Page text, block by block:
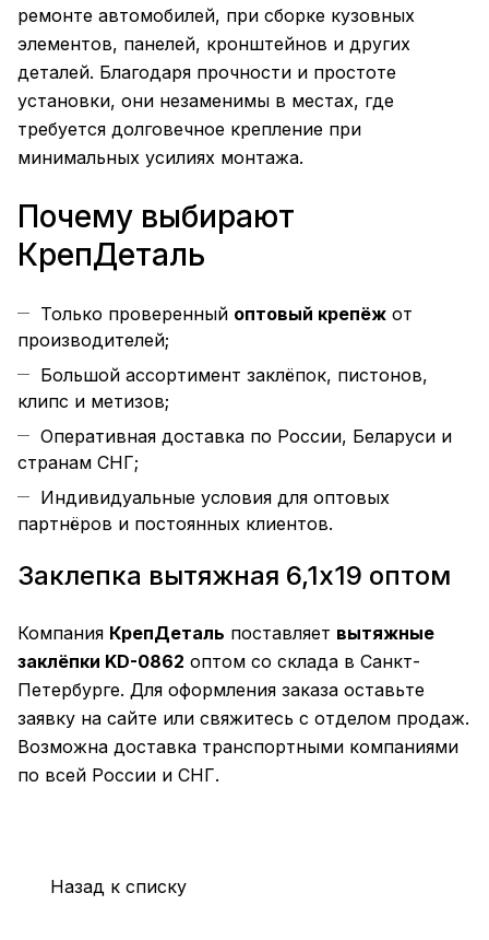
ремонте автомобилей, при сборке кузовных
элементов, панелей, кронштейнов и других
деталей. Благодаря прочности и простоте
установки, они незаменимы в местах, где
требуется долговечное крепление при
минимальных усилиях монтажа.
Почему выбирают
КрепДеталь
Только проверенный оптовый крепёж от
производителей;
Большой ассортимент заклёпок, пистонов,
клипс и метизов;
Оперативная доставка по России, Беларуси и
странам СНГ;
Индивидуальные условия для оптовых
партнёров и постоянных клиентов.
Заклепка вытяжная 6,1х19 оптом
Компания КрепДеталь поставляет вытяжные
заклёпки KD-0862 оптом со склада в Санкт-
Петербурге. Для оформления заказа оставьте
заявку на сайте или свяжитесь с отделом продаж.
Возможна доставка транспортными компаниями
по всей России и СНГ.
Назад к списку